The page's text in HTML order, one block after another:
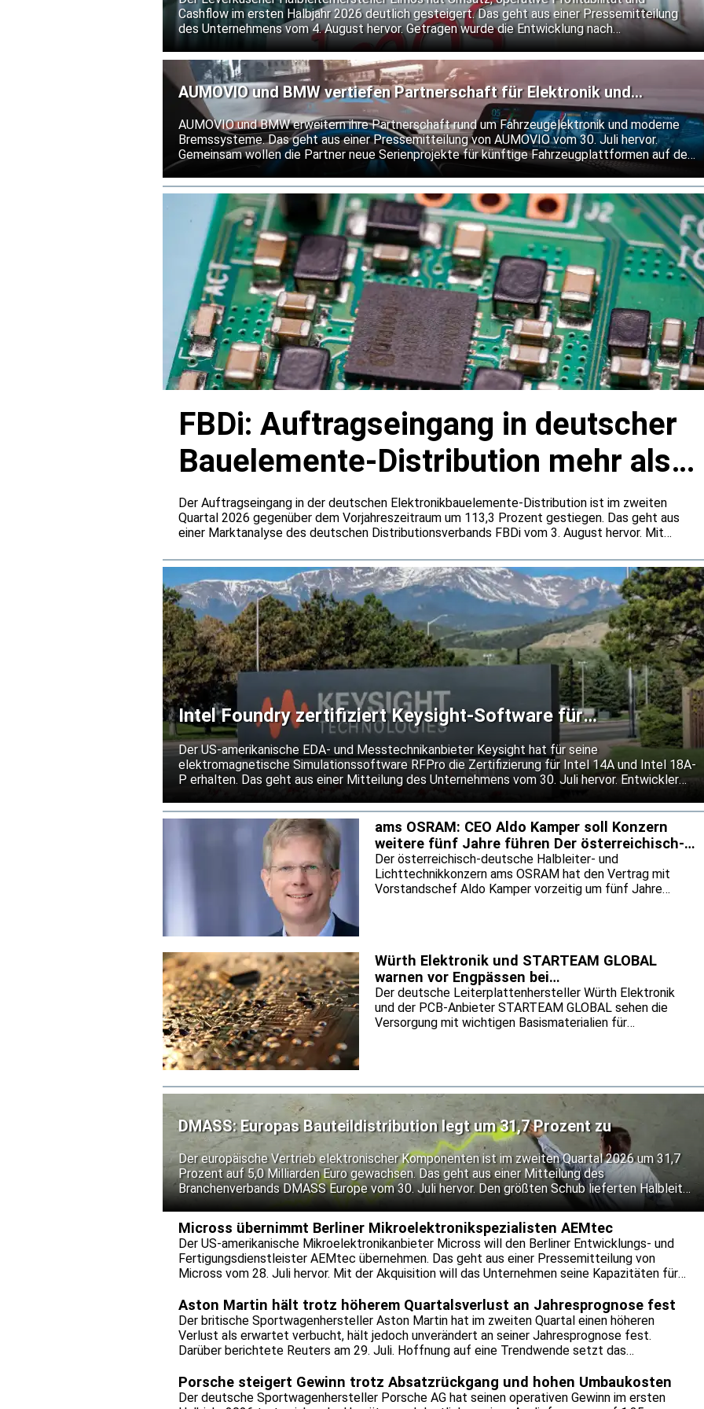
Cashflow im ersten Halbjahr 2026 deutlich gesteigert. Das geht aus einer Pressemitteilung
des Unternehmens vom 4. August hervor. Getragen wurde die Entwicklung nach
Unternehmensangaben von einer anhaltend hohen Nachfrage nach Halbleiterlösungen von
Elmos. Für das Gesamtjahr hält Elmos an seiner bisherigen Prognose fest.
AUMOVIO und BMW vertiefen Partnerschaft für Elektronik und
Bremssysteme
AUMOVIO und BMW erweitern ihre Partnerschaft rund um Fahrzeugelektronik und moderne
Bremssysteme. Das geht aus einer Pressemitteilung von AUMOVIO vom 30. Juli hervor.
Gemeinsam wollen die Partner neue Serienprojekte für künftige Fahrzeugplattformen auf den
Weg bringen. Die Serienlieferungen des integrierten Bremssystems MK C2 setzen sie bis
Mitte der 2030er Jahre fort.
FBDi: Auftragseingang in deutscher
Bauelemente-Distribution mehr als
verdoppelt
Der Auftragseingang in der deutschen Elektronikbauelemente-Distribution ist im zweiten
Quartal 2026 gegenüber dem Vorjahreszeitraum um 113,3 Prozent gestiegen. Das geht aus
einer Marktanalyse des deutschen Distributionsverbands FBDi vom 3. August hervor. Mit
deutlich hinter der Bestelldynamik zurück. Der FBDi führt die außergewöhnlich hohen Bookings
vor allem auf steigende Preise und eine stärkere Bevorratung zurück.
Intel Foundry zertifiziert Keysight-Software für
Prozesstechnologien 14A und 18A-P
Der US-amerikanische EDA- und Messtechnikanbieter Keysight hat für seine
elektromagnetische Simulationssoftware RFPro die Zertifizierung für Intel 14A und Intel 18A-
P erhalten. Das geht aus einer Mitteilung des Unternehmens vom 30. Juli hervor. Entwickler
von Hochfrequenz- und Mixed-Signal-Chips sollen ihre Entwürfe damit bereits vor dem Tape-
out unter den Bedingungen der neuen Fertigungsprozesse prüfen können. Keysight will so das
Risiko kostspieliger Überarbeitungen senken und den Einsatz neuer Prozessknoten
ams OSRAM: CEO Aldo Kamper soll Konzern
weitere fünf Jahre führen Der österreichisch-
deutsche Halble
Der österreichisch-deutsche Halbleiter- und
Lichttechnikkonzern ams OSRAM hat den Vertrag mit
Vorstandschef Aldo Kamper vorzeitig um fünf Jahre
Sensorikgeschäfts will der Konzern im optischen
Kerngeschäft sowie mit Anwendungen für Augmented
Reality und Datenkommunikation wachsen.
Würth Elektronik und STARTEAM GLOBAL
warnen vor Engpässen bei
Leiterplattenmaterialien
Der deutsche Leiterplattenhersteller Würth Elektronik
und der PCB-Anbieter STARTEAM GLOBAL sehen die
Versorgung mit wichtigen Basismaterialien für
drei- bis fünfmal so viele Leiterplattenlagen wie
herkömmliche Anwendungen und entsprechend mehr
hochwertige Laminate. Dadurch sinken die verfügbaren
Produktionskapazitäten für die Industrie- und
Automobilbranche.
DMASS: Europas Bauteildistribution legt um 31,7 Prozent zu
Der europäische Vertrieb elektronischer Komponenten ist im zweiten Quartal 2026 um 31,7
Prozent auf 5,0 Milliarden Euro gewachsen. Das geht aus einer Mitteilung des
Branchenverbands DMASS Europe vom 30. Juli hervor. Den größten Schub lieferten Halbleiter,
allen voran Speicherprodukte, deren kräftiges Wachstum auch durch Preissteigerungen
beeinflusst wurde. Der Zuwachs bei Verbindungs-, passiven und elektromechanischen
Komponenten beruhte laut DMASS auf der Nachfrage aus Automatisierung, Energie und
Infrastruktur.
Micross übernimmt Berliner Mikroelektronikspezialisten AEMtec
Der US-amerikanische Mikroelektronikanbieter Micross will den Berliner Entwicklungs- und
Fertigungsdienstleister AEMtec übernehmen. Das geht aus einer Pressemitteilung von
Micross vom 28. Juli hervor. Mit der Akquisition will das Unternehmen seine Kapazitäten für
Berlin und Dresden sollen zugleich die Fertigungs- und Entwicklungskapazitäten des
Unternehmens in Europa vergrößern.
Aston Martin hält trotz höherem Quartalsverlust an Jahresprognose fest
Der britische Sportwagenhersteller Aston Martin hat im zweiten Quartal einen höheren
Verlust als erwartet verbucht, hält jedoch unverändert an seiner Jahresprognose fest.
Darüber berichtete Reuters am 29. Juli. Hoffnung auf eine Trendwende setzt das
Zugleich bremsen US-Zölle und das schwache China-Geschäft die Entwicklung.
Porsche steigert Gewinn trotz Absatzrückgang und hohen Umbaukosten
Der deutsche Sportwagenhersteller Porsche AG hat seinen operativen Gewinn im ersten